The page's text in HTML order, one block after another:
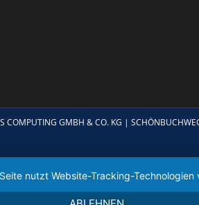
COMPUTING GMBH & CO. KG |
nutzt Website-Tracking-